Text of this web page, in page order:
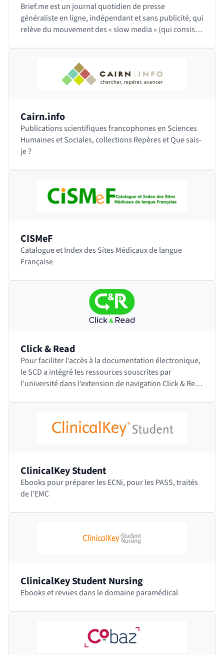
Brief.me est un journal quotidien de presse
généraliste en ligne, indépendant et sans publicité, qui
relève du mouvement des « slow media » (qui consiste
Cairn.info
Publications scientifiques francophones en Sciences
Humaines et Sociales, collections Repères et Que sais-
je ?
CISMeF
Catalogue et Index des Sites Médicaux de langue
Française
Click & Read
Pour faciliter l’accès à la documentation électronique,
le SCD a intégré les ressources souscrites par
l’université dans l’extension de navigation Click & Read
ClinicalKey Student
Ebooks pour préparer les ECNi, pour les PASS, traités
de l'EMC
ClinicalKey Student Nursing
Ebooks et revues dans le domaine paramédical